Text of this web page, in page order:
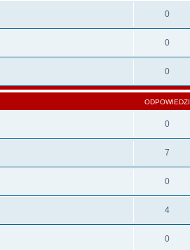
0
0
0
ODPOWIEDZI
0
7
0
4
0